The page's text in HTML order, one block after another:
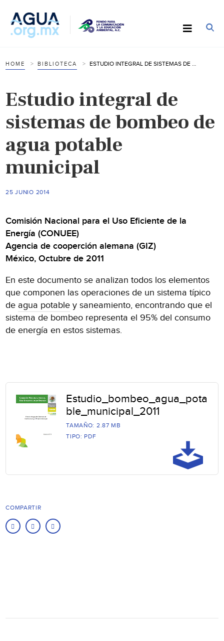
HOME BIBLIOTECA
Estudio integral de
sistemas de bombeo de
agua potable
municipal
25 JUNIO 2014
Comisión Nacional para el Uso Eficiente de la
Energía (CONUEE)
Agencia de cooperción alemana (GIZ)
México, Octubre de 2011
En este documento se analizan todos los elementos
que componen las operaciones de un sistema típico
de agua potable y saneamiento, encontrando que el
sistema de bombeo representa el 95% del consumo
de energía en estos sistemas.
Estudio_bombeo_agua_pota
ble_municipal_2011
TAMAÑO: 2.87 MB
TIPO: PDF
COMPARTIR